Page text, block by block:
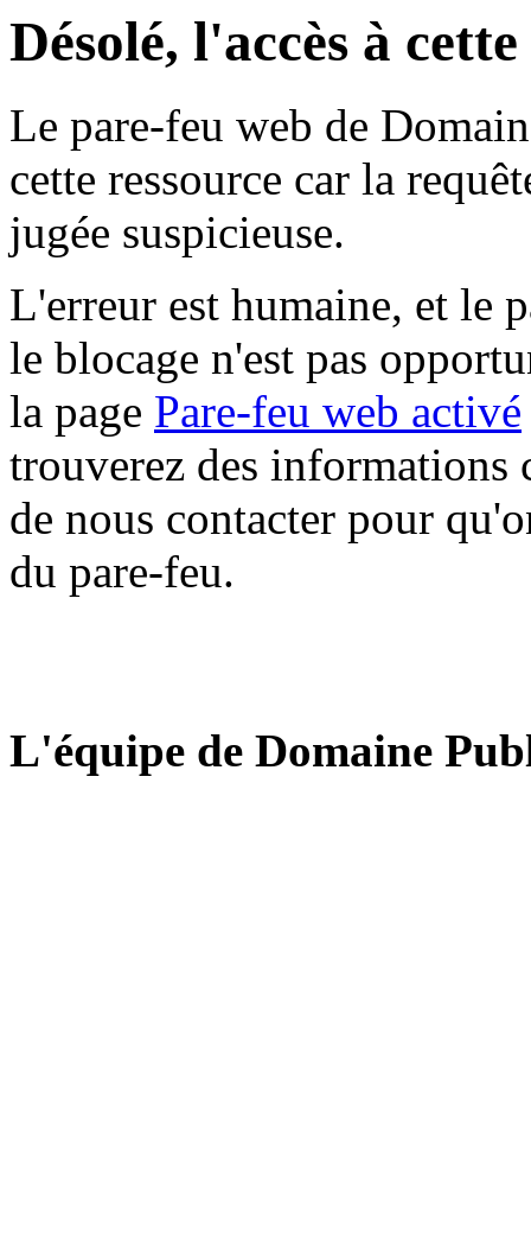
Désolé, l'accès à
Le pare-feu web de
cette ressource car la
jugée suspicieuse.
L'erreur est humaine, et le
le blocage n'est pas
la page Pare-feu web activé
trouverez des informations
de nous contacter pour
du pare-feu.
L'équipe de Domaine